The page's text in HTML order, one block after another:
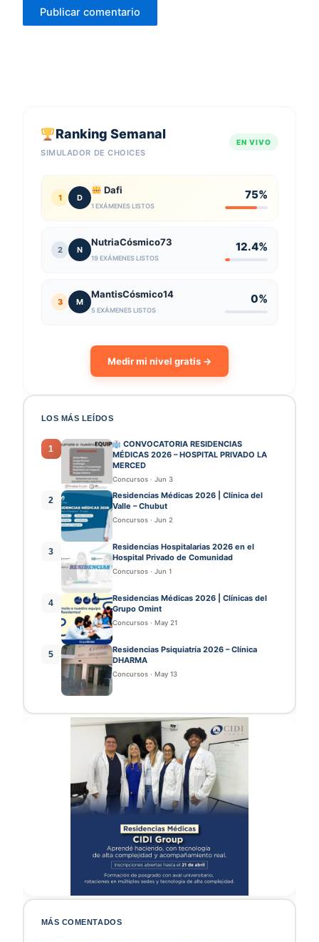
Ranking Semanal
SIMULADOR DE CHOICES
EN VIVO
1 D
Dafi
1 EXÁMENES LISTOS
75%
2 N
NutriaCósmico73
19 EXÁMENES LISTOS
12.4%
3 M
MantisCósmico14
5 EXÁMENES LISTOS
0%
Medir mi nivel gratis →
LOS MÁS LEÍDOS
1
CONVOCATORIA RESIDENCIAS
MÉDICAS 2026 – HOSPITAL PRIVADO LA
MERCED
Concursos · Jun 3
2
Residencias Médicas 2026 | Clínica del
Valle – Chubut
Concursos · Jun 2
3
Residencias Hospitalarias 2026 en el
Hospital Privado de Comunidad
Concursos · Jun 1
4
Residencias Médicas 2026 | Clínicas del
Grupo Omint
Concursos · May 21
5
Residencias Psiquiatría 2026 – Clínica
DHARMA
Concursos · May 13
MÁS COMENTADOS